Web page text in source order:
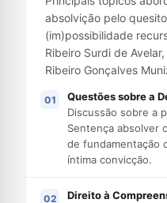
absolvição pelo
(im)possibilidade
Ribeiro Surdi de
Ribeiro Gonçalves
Questões sobre a
Discussão sobre a
Sentença absolver
de fundamentação
íntima convicção.
Direito à